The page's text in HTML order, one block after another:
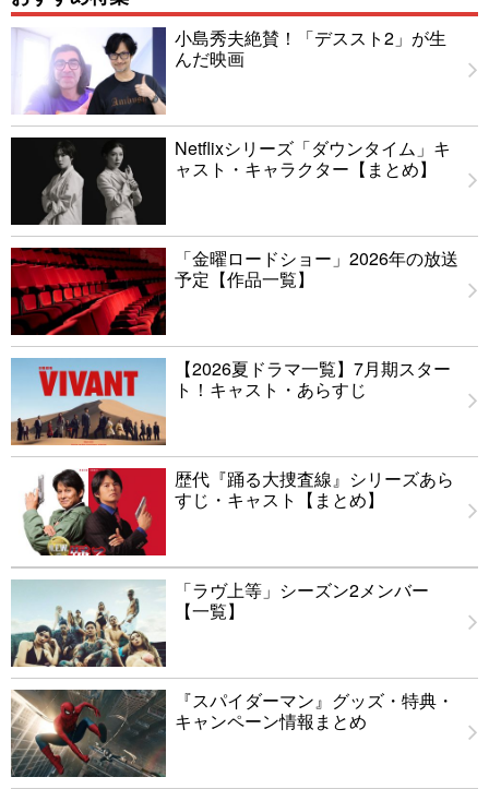
小島秀夫絶賛！「デススト2」が生
んだ映画
Netflixシリーズ「ダウンタイム」キ
ャスト・キャラクター【まとめ】
「金曜ロードショー」2026年の放送
予定【作品一覧】
【2026夏ドラマ一覧】7月期スター
ト！キャスト・あらすじ
歴代『踊る大捜査線』シリーズあら
すじ・キャスト【まとめ】
「ラヴ上等」シーズン2メンバー
【一覧】
『スパイダーマン』グッズ・特典・
キャンペーン情報まとめ